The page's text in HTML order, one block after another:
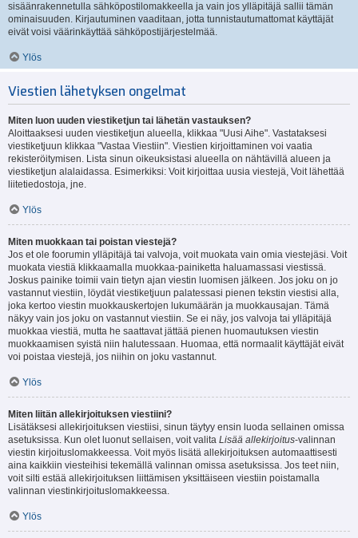
sisäänrakennetulla sähköpostilomakkeella ja vain jos ylläpitäjä sallii tämän
ominaisuuden. Kirjautuminen vaaditaan, jotta tunnistautumattomat käyttäjät
eivät voisi väärinkäyttää sähköpostijärjestelmää.
Ylös
Viestien lähetyksen ongelmat
Miten luon uuden viestiketjun tai lähetän vastauksen?
Aloittaaksesi uuden viestiketjun alueella, klikkaa "Uusi Aihe". Vastataksesi
viestiketjuun klikkaa "Vastaa Viestiin". Viestien kirjoittaminen voi vaatia
rekisteröitymisen. Lista sinun oikeuksistasi alueella on nähtävillä alueen ja
viestiketjun alalaidassa. Esimerkiksi: Voit kirjoittaa uusia viestejä, Voit lähettää
liitetiedostoja, jne.
Ylös
Miten muokkaan tai poistan viestejä?
Jos et ole foorumin ylläpitäjä tai valvoja, voit muokata vain omia viestejäsi. Voit
muokata viestiä klikkaamalla muokkaa-painiketta haluamassasi viestissä.
Joskus painike toimii vain tietyn ajan viestin luomisen jälkeen. Jos joku on jo
vastannut viestiin, löydät viestiketjuun palatessasi pienen tekstin viestisi alla,
joka kertoo viestin muokkauskertojen lukumäärän ja muokkausajan. Tämä
näkyy vain jos joku on vastannut viestiin. Se ei näy, jos valvoja tai ylläpitäjä
muokkaa viestiä, mutta he saattavat jättää pienen huomautuksen viestin
muokkaamisen syistä niin halutessaan. Huomaa, että normaalit käyttäjät eivät
voi poistaa viestejä, jos niihin on joku vastannut.
Ylös
Miten liitän allekirjoituksen viestiini?
Lisätäksesi allekirjoituksen viestiisi, sinun täytyy ensin luoda sellainen omissa
asetuksissa. Kun olet luonut sellaisen, voit valita Lisää allekirjoitus-valinnan
viestin kirjoituslomakkeessa. Voit myös lisätä allekirjoituksen automaattisesti
aina kaikkiin viesteihisi tekemällä valinnan omissa asetuksissa. Jos teet niin,
voit silti estää allekirjoituksen liittämisen yksittäiseen viestiin poistamalla
valinnan viestinkirjoituslomakkeessa.
Ylös